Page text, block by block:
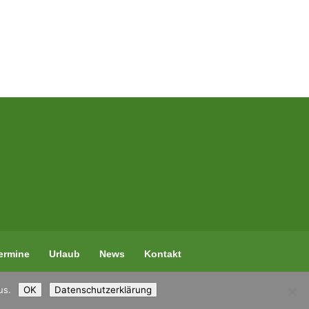
Urlaub News Kontakt
OK Datenschutzerklärung